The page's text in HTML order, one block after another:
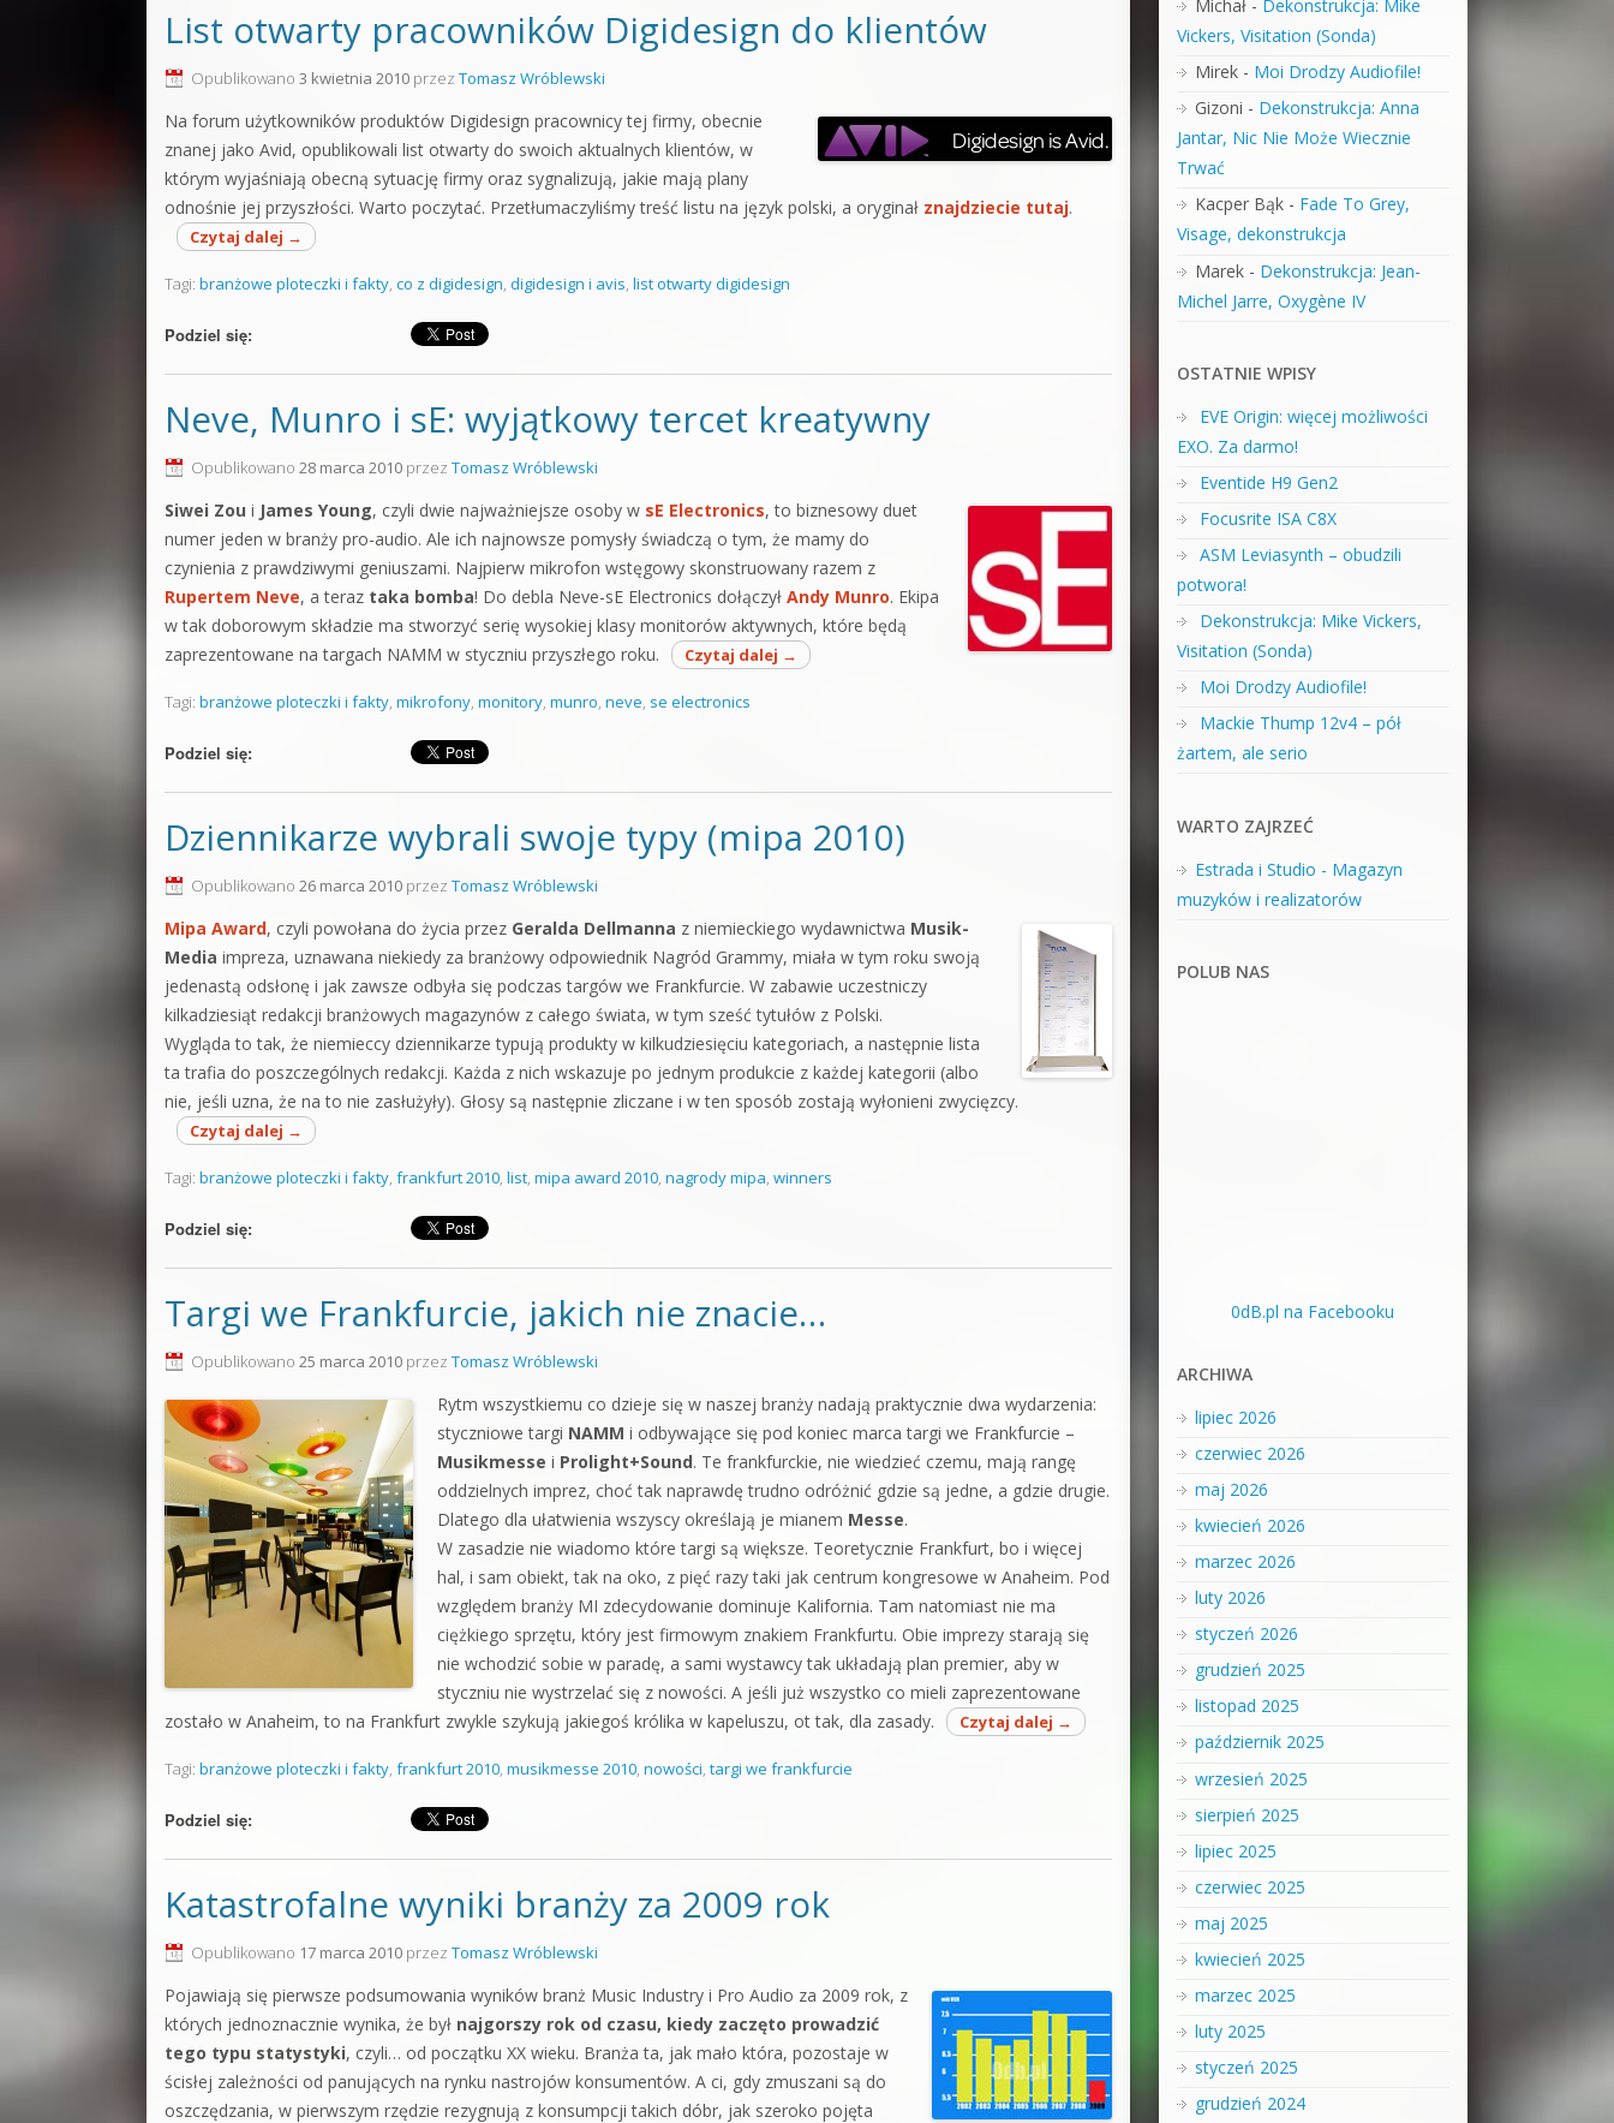
List otwarty pracowników Digidesign do klientów
Opublikowano 3 kwietnia 2010 przez Tomasz Wróblewski
Na forum użytkowników produktów Digidesign pracownicy tej firmy, obecnie
znanej jako Avid, opublikowali list otwarty do swoich aktualnych klientów, w
którym wyjaśniają obecną sytuację firmy oraz sygnalizują, jakie mają plany
odnośnie jej przyszłości. Warto poczytać. Przetłumaczyliśmy treść listu na język polski, a oryginał znajdziecie tutaj.
Czytaj dalej →
Tagi: branżowe ploteczki i fakty, co z digidesign, digidesign i avis, list otwarty digidesign
Podziel się:
Neve, Munro i sE: wyjątkowy tercet kreatywny
Opublikowano 28 marca 2010 przez Tomasz Wróblewski
Siwei Zou i James Young, czyli dwie najważniejsze osoby w sE Electronics, to biznesowy duet
numer jeden w branży pro-audio. Ale ich najnowsze pomysły świadczą o tym, że mamy do
czynienia z prawdziwymi geniuszami. Najpierw mikrofon wstęgowy skonstruowany razem z
Rupertem Neve, a teraz taka bomba! Do debla Neve-sE Electronics dołączył Andy Munro. Ekipa
w tak doborowym składzie ma stworzyć serię wysokiej klasy monitorów aktywnych, które będą
zaprezentowane na targach NAMM w styczniu przyszłego roku.
Czytaj dalej →
Tagi: branżowe ploteczki i fakty, mikrofony, monitory, munro, neve, se electronics
Podziel się:
Dziennikarze wybrali swoje typy (mipa 2010)
Opublikowano 26 marca 2010 przez Tomasz Wróblewski
Mipa Award, czyli powołana do życia przez Geralda Dellmanna z niemieckiego wydawnictwa Musik-
Media impreza, uznawana niekiedy za branżowy odpowiednik Nagród Grammy, miała w tym roku swoją
jedenastą odsłonę i jak zawsze odbyła się podczas targów we Frankfurcie. W zabawie uczestniczy
kilkadziesiąt redakcji branżowych magazynów z całego świata, w tym sześć tytułów z Polski.
Wygląda to tak, że niemieccy dziennikarze typują produkty w kilkudziesięciu kategoriach, a następnie lista
ta trafia do poszczególnych redakcji. Każda z nich wskazuje po jednym produkcie z każdej kategorii (albo
nie, jeśli uzna, że na to nie zasłużyły). Głosy są następnie zliczane i w ten sposób zostają wyłonieni zwycięzcy.
Czytaj dalej →
Tagi: branżowe ploteczki i fakty, frankfurt 2010, list, mipa award 2010, nagrody mipa, winners
Podziel się:
Targi we Frankfurcie, jakich nie znacie…
Opublikowano 25 marca 2010 przez Tomasz Wróblewski
Rytm wszystkiemu co dzieje się w naszej branży nadają praktycznie dwa wydarzenia:
styczniowe targi NAMM i odbywające się pod koniec marca targi we Frankfurcie –
Musikmesse i Prolight+Sound. Te frankfurckie, nie wiedzieć czemu, mają rangę
oddzielnych imprez, choć tak naprawdę trudno odróżnić gdzie są jedne, a gdzie drugie.
Dlatego dla ułatwienia wszyscy określają je mianem Messe.
W zasadzie nie wiadomo które targi są większe. Teoretycznie Frankfurt, bo i więcej
hal, i sam obiekt, tak na oko, z pięć razy taki jak centrum kongresowe w Anaheim. Pod
względem branży MI zdecydowanie dominuje Kalifornia. Tam natomiast nie ma
ciężkiego sprzętu, który jest firmowym znakiem Frankfurtu. Obie imprezy starają się
nie wchodzić sobie w paradę, a sami wystawcy tak układają plan premier, aby w
styczniu nie wystrzelać się z nowości. A jeśli już wszystko co mieli zaprezentowane
zostało w Anaheim, to na Frankfurt zwykle szykują jakiegoś królika w kapeluszu, ot tak, dla zasady.
Czytaj dalej →
Tagi: branżowe ploteczki i fakty, frankfurt 2010, musikmesse 2010, nowości, targi we frankfurcie
Podziel się:
Katastrofalne wyniki branży za 2009 rok
Opublikowano 17 marca 2010 przez Tomasz Wróblewski
Pojawiają się pierwsze podsumowania wyników branż Music Industry i Pro Audio za 2009 rok, z
których jednoznacznie wynika, że był najgorszy rok od czasu, kiedy zaczęto prowadzić
tego typu statystyki, czyli… od początku XX wieku. Branża ta, jak mało która, pozostaje w
ścisłej zależności od panujących na rynku nastrojów konsumentów. A ci, gdy zmuszani są do
oszczędzania, w pierwszym rzędzie rezygnują z konsumpcji takich dóbr, jak szeroko pojęta
Michał- Dekonstrukcja: Mike
Vickers, Visitation (Sonda)
Mirek- Moi Drodzy Audiofile!
Gizoni - Dekonstrukcja: Anna
Jantar, Nic Nie Może Wiecznie
Trwać
Kacper Bąk- Fade To Grey,
Visage, dekonstrukcja
Marek- Dekonstrukcja: Jean-
Michel Jarre, Oxygène IV
OSTATNIE WPISY
EVE Origin: więcej możliwości
EXO. Za darmo!
Eventide H9 Gen2
Focusrite ISA C8X
ASM Leviasynth – obudzili
potwora!
Dekonstrukcja: Mike Vickers,
Visitation (Sonda)
Moi Drodzy Audiofile!
Mackie Thump 12v4 – pół
żartem, ale serio
WARTO ZAJRZEĆ
Estrada i Studio - Magazyn
muzyków i realizatorów
POLUB NAS
0dB.pl na Facebooku
ARCHIWA
lipiec 2026
czerwiec 2026
maj 2026
kwiecień 2026
marzec 2026
luty 2026
styczeń 2026
grudzień 2025
listopad 2025
październik 2025
wrzesień 2025
sierpień 2025
lipiec 2025
czerwiec 2025
maj 2025
kwiecień 2025
marzec 2025
luty 2025
styczeń 2025
grudzień 2024